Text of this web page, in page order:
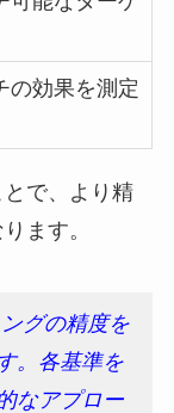
の効果を測定
で、より精
ます。
グの精度を
。各基準を
なアプロー